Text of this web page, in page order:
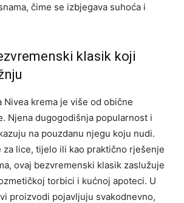
čime se izbjegava suhoća i
klasik koji
Nivea krema je više od obične
Njena dugogodišnja popularnost i
na pouzdanu njegu koju nudi.
za lice, tijelo ili kao praktično rješenje
ovaj bezvremenski klasik zaslužuje
torbici i kućnoj apoteci. U
proizvodi pojavljuju svakodnevno,